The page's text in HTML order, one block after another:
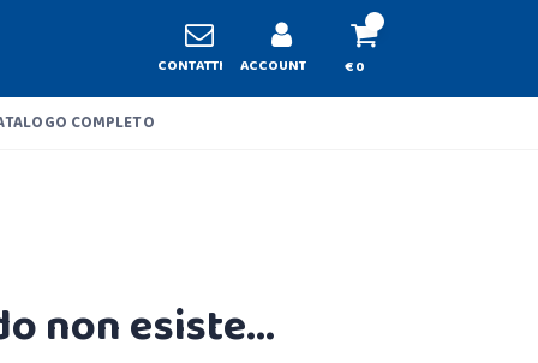
CONTATTI ACCOUNT € 0
COMPLETO
non esiste...